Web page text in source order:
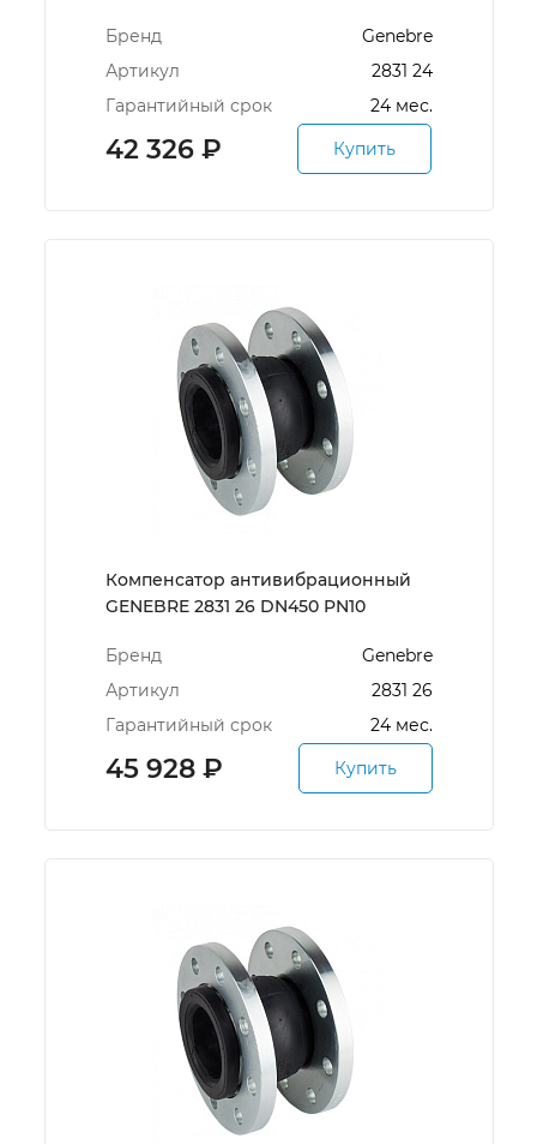
Бренд
Genebre
Артикул
2831 24
Гарантийный срок
24 мес.
42 326₽ Купить
Компенсатор антивибрационный
GENEBRE 2831 26 DN450 PN10
Бренд
Genebre
Артикул
2831 26
Гарантийный срок
24 мес.
45 928₽ Купить